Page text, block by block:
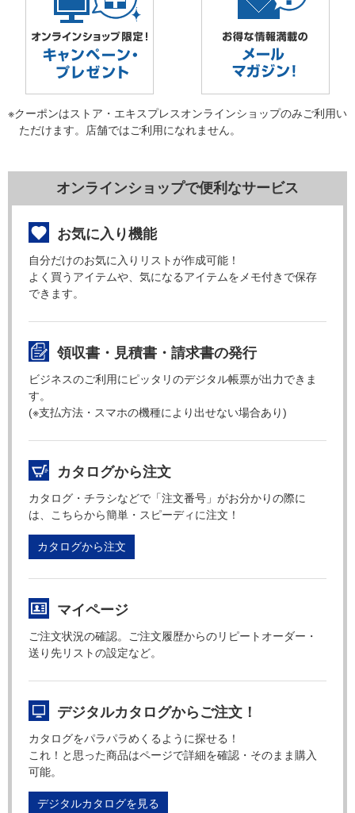
※クーポンはストア・エキスプレスオンラインショップのみご利用い
ただけます。店舗ではご利用になれません。
オンラインショップで便利なサービス
お気に入り機能
自分だけのお気に入りリストが作成可能！
よく買うアイテムや、気になるアイテムをメモ付きで保存
できます。
領収書・見積書・請求書の発行
ビジネスのご利用にピッタリのデジタル帳票が出力できま
す。
(※支払方法・スマホの機種により出せない場合あり)
カタログから注文
カタログ・チラシなどで「注文番号」がお分かりの際に
は、こちらから簡単・スピーディに注文！
カタログから注文
マイページ
ご注文状況の確認。ご注文履歴からのリピートオーダー・
送り先リストの設定など。
デジタルカタログからご注文！
カタログをパラパラめくるように探せる！
これ！と思った商品はページで詳細を確認・そのまま購入
可能。
デジタルカタログを見る